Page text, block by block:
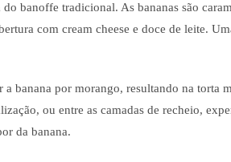
banoffe tradicional. As bananas são
com cream cheese e doce de leite.
a banana por morango, resultando na torta
ou entre as camadas de recheio,
da banana.